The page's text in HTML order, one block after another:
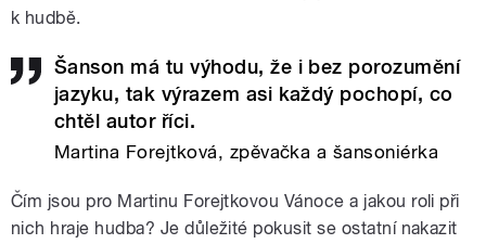
k hudbě.
Šanson má tu výhodu, že i bez porozumění
jazyku, tak výrazem asi každý pochopí, co
chtěl autor říci.
Martina Forejtková, zpěvačka a šansoniérka
Čím jsou pro Martinu Forejtkovou Vánoce a jakou roli při
nich hraje hudba? Je důležité pokusit se ostatní nakazit